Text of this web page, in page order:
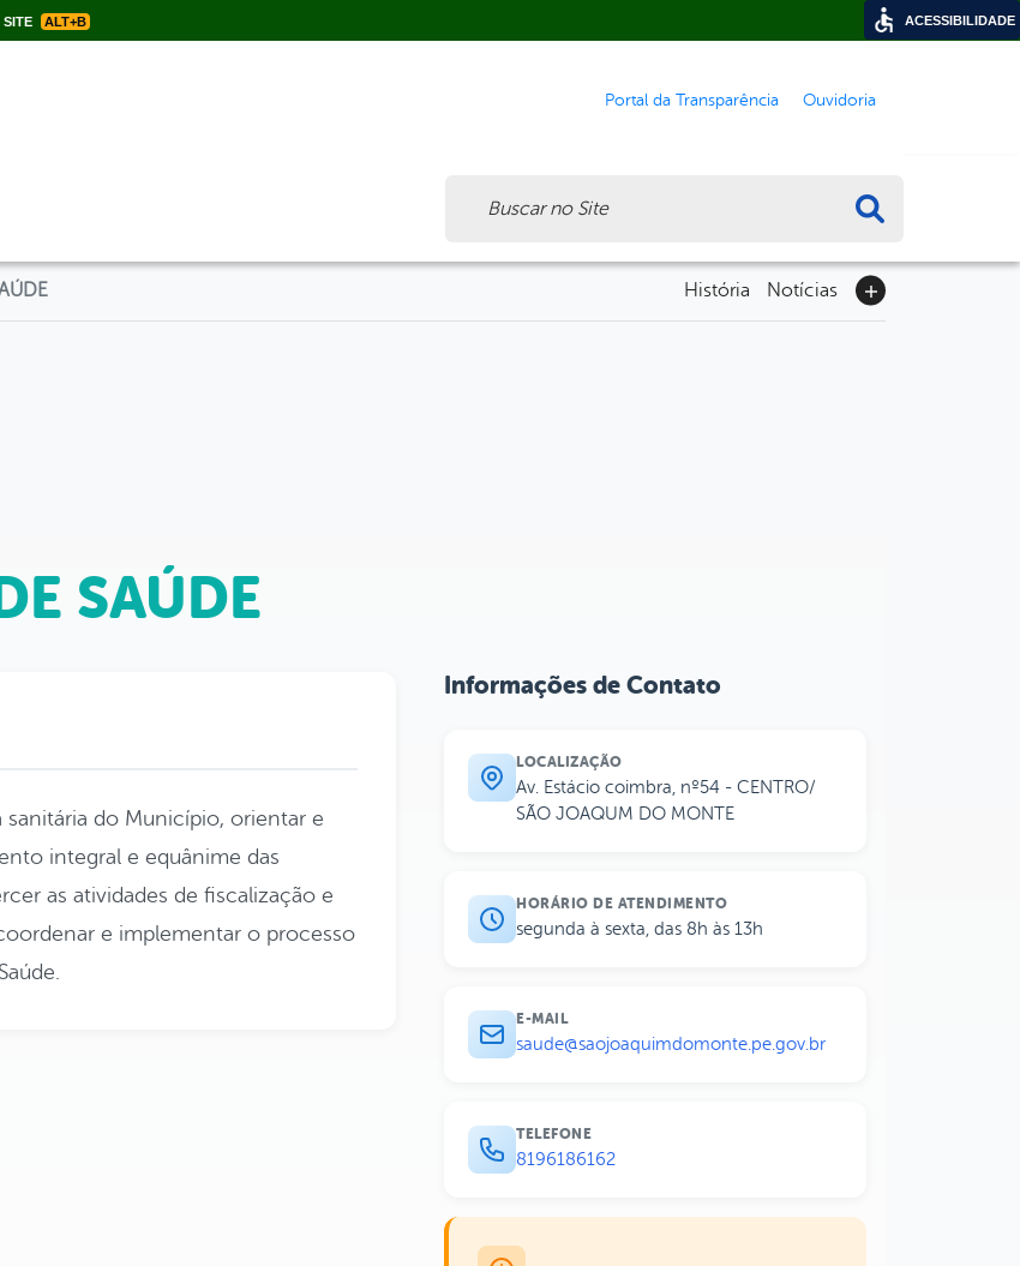
SITE ALT+B
Portal da Transparência Ouvidoria
História Notícias
SAÚDE
do Município, orientar e
integral e equânime das
as atividades de fiscalização e
e implementar o processo
Informações de Contato
LOCALIZAÇÃO
Av. Estácio coimbra, nº54 - CENTRO/
SÃO JOAQUM DO MONTE
HORÁRIO DE ATENDIMENTO
segunda à sexta, das 8h às 13h
E-MAIL
saude@saojoaquimdomonte.pe.gov.br
TELEFONE
8196186162
ACESSIBILIDADE